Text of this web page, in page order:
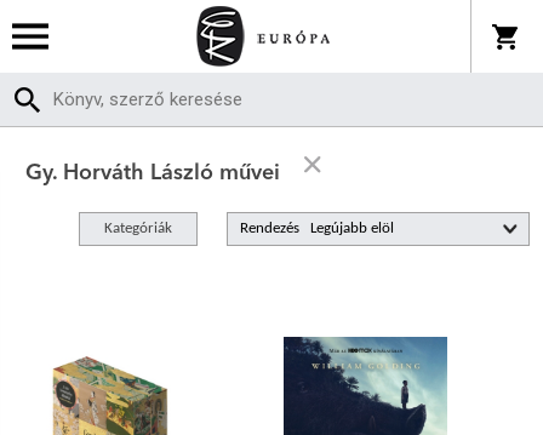
Gy. Horváth László művei
Kategóriák Rendezés